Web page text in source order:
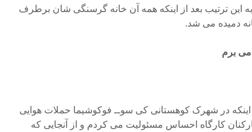
این ترتیب بعد از اینکه همه آن خانه گرسنگی شان برطرف
دمیده می شد.
برم
در شهرک کوهستانی کی سوــ فوکوشیما حملات هوایی
کارگاه احساس مسئولیت می کردم و از آنجایی که